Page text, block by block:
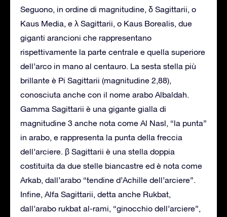
Seguono, in ordine di magnitudine, δ Sagittarii, o
Kaus Media, e λ Sagittarii, o Kaus Borealis, due
giganti arancioni che rappresentano
rispettivamente la parte centrale e quella superiore
dell’arco in mano al centauro. La sesta stella più
brillante è Pi Sagittarii (magnitudine 2,88),
conosciuta anche con il nome arabo Albaldah.
Gamma Sagittarii è una gigante gialla di
magnitudine 3 anche nota come Al Nasl, “la punta”
in arabo, e rappresenta la punta della freccia
dell’arciere. β Sagittarii è una stella doppia
costituita da due stelle biancastre ed è nota come
Arkab, dall’arabo “tendine d’Achille dell’arciere”.
Infine, Alfa Sagittarii, detta anche Rukbat,
dall’arabo rukbat al-rami, “ginocchio dell’arciere”,